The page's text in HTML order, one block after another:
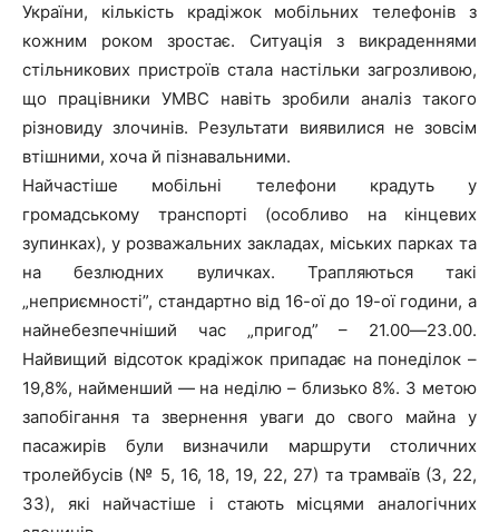
України, кількість крадіжок мобільних телефонів з
кожним роком зростає. Ситуація з викраденнями
стільникових пристроїв стала настільки загрозливою,
що працівники УМВС навіть зробили аналіз такого
різновиду злочинів. Результати виявилися не зовсім
втішними, хоча й пізнавальними.
Найчастіше мобільні телефони крадуть у
громадському транспорті (особливо на кінцевих
зупинках), у розважальних закладах, міських парках та
на безлюдних вуличках. Трапляються такі
„неприємності”, стандартно від 16-ої до 19-ої години, а
найнебезпечніший час „пригод” – 21.00―23.00.
Найвищий відсоток крадіжок припадає на понеділок –
19,8%, найменший ― на неділю – близько 8%. З метою
запобігання та звернення уваги до свого майна у
пасажирів були визначили маршрути столичних
тролейбусів (№ 5, 16, 18, 19, 22, 27) та трамваїв (3, 22,
33), які найчастіше і стають місцями аналогічних